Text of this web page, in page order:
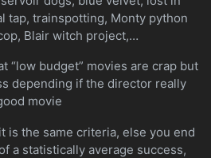
tap, trainspotting, Monty python
Blair witch project,…
“low budget” movies are crap but
depending if the director really
movie
is the same criteria, else you end
a statistically average success,